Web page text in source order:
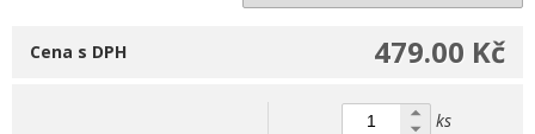
479.00 Kč
Cena s DPH
ks